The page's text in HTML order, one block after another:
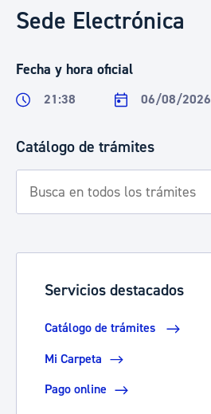
Sede Electrónica
Fecha y hora oficial
21:38 06/08/2026
Catálogo de trámites
Servicios destacados
Catálogo de trámites
Mi Carpeta
Pago online